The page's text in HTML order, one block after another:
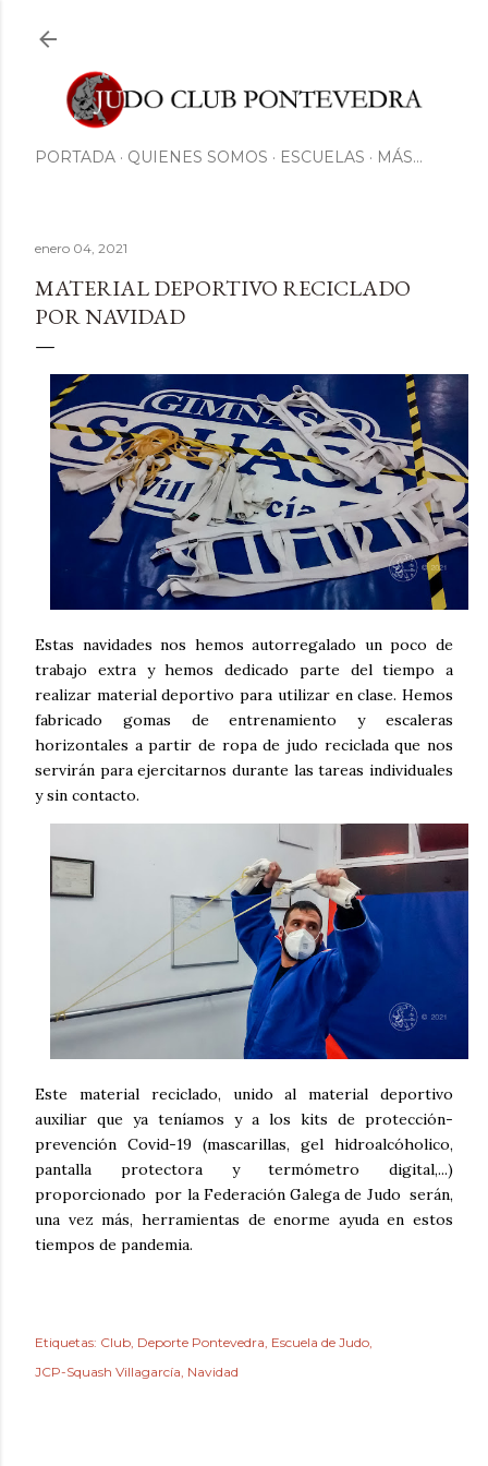
PORTADA QUIENES SOMOS ESCUELAS MÁS…
enero 04, 2021
MATERIAL DEPORTIVO RECICLADO
POR NAVIDAD
Estas navidades nos hemos autorregalado un poco de
trabajo extra y hemos dedicado parte del tiempo a
realizar material deportivo para utilizar en clase. Hemos
fabricado gomas de entrenamiento y escaleras
horizontales a partir de ropa de judo reciclada que nos
servirán para ejercitarnos durante las tareas individuales
y sin contacto.
Este material reciclado, unido al material deportivo
auxiliar que ya teníamos y a los kits de protección-
prevención Covid-19 (mascarillas, gel hidroalcóholico,
pantalla protectora y termómetro digital,...)
proporcionado por la Federación Galega de Judo serán,
una vez más, herramientas de enorme ayuda en estos
tiempos de pandemia.
Etiquetas: Club Deporte Pontevedra Escuela de Judo
JCP-Squash Villagarcía Navidad